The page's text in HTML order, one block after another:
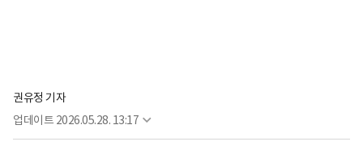
권유정 기자
업데이트 2026.05.28. 13:17